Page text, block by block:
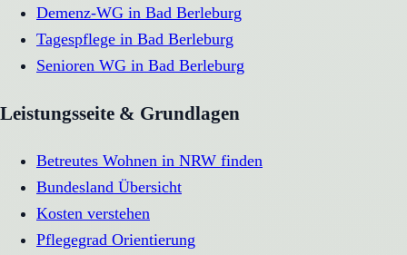
Demenz-WG in Bad Berleburg
Tagespflege in Bad Berleburg
Senioren WG in Bad Berleburg
Leistungsseite & Grundlagen
Betreutes Wohnen in NRW finden
Bundesland Übersicht
Kosten verstehen
Pflegegrad Orientierung